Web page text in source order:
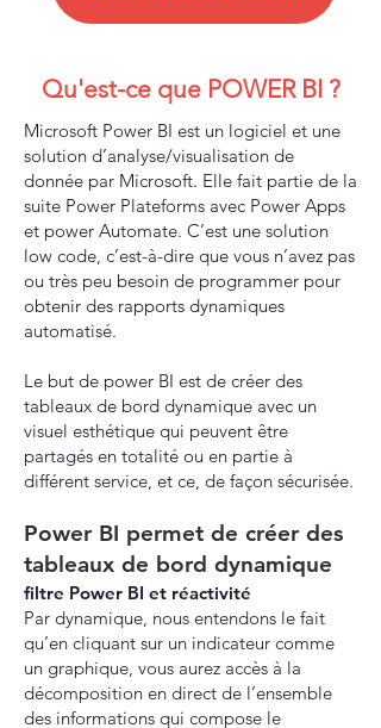
Qu'est-ce que POWER BI ?
Microsoft Power BI est un logiciel et une
solution d’analyse/visualisation de
donnée par Microsoft. Elle fait partie de la
suite Power Plateforms avec Power Apps
et power Automate. C’est une solution
low code, c’est-à-dire que vous n’avez pas
ou très peu besoin de programmer pour
obtenir des rapports dynamiques
automatisé.
Le but de power BI est de créer des
tableaux de bord dynamique avec un
visuel esthétique qui peuvent être
partagés en totalité ou en partie à
différent service, et ce, de façon sécurisée.
Power BI permet de créer des
tableaux de bord dynamique
filtre Power BI et réactivité
Par dynamique, nous entendons le fait
qu’en cliquant sur un indicateur comme
un graphique, vous aurez accès à la
décomposition en direct de l’ensemble
des informations qui compose le